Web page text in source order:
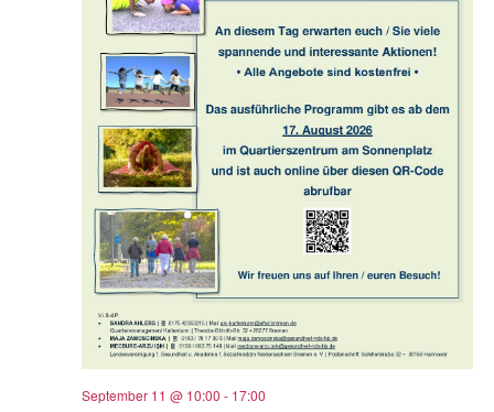
September 11 @ 10:00 - 17:00